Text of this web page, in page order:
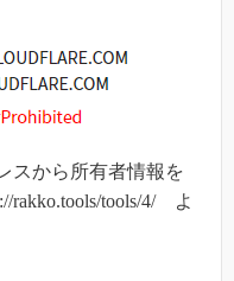
スから所有者情報を
rakko.tools/tools/4/ よ